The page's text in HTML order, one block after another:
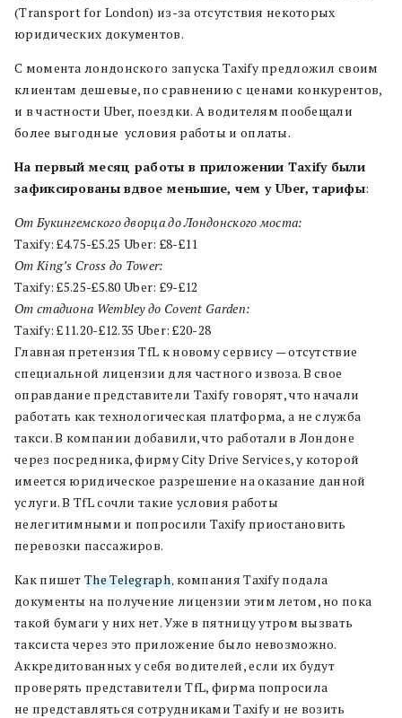
(Transport for London) из-за отсутствия некоторых
юридических документов.
С момента лондонского запуска Taxify предложил своим
клиентам дешевые, по сравнению с ценами конкурентов,
и в частности Uber, поездки. А водителям пообещали
более выгодные условия работы и оплаты.
На первый месяц работы в приложении Taxify были
зафиксированы вдвое меньшие, чем у Uber, тарифы:
От Букингемского дворца до Лондонского моста:
Taxify: £4.75-£5.25 Uber: £8-£11
От King’s Cross до Tower:
Taxify: £5.25-£5.80 Uber: £9-£12
От стадиона Wembley до Covent Garden:
Taxify: £11.20-£12.35 Uber: £20-28
Главная претензия TfL к новому сервису — отсутствие
специальной лицензии для частного извоза. В свое
оправдание представители Taxify говорят, что начали
работать как технологическая платформа, а не служба
такси. В компании добавили, что работали в Лондоне
через посредника, фирму City Drive Services, у которой
имеется юридическое разрешение на оказание данной
услуги. В TfL сочли такие условия работы
нелегитимными и попросили Taxify приостановить
перевозки пассажиров.
Как пишет The Telegraph, компания Taxify подала
документы на получение лицензии этим летом, но пока
такой бумаги у них нет. Уже в пятницу утром вызвать
таксиста через это приложение было невозможно.
Аккредитованных у себя водителей, если их будут
проверять представители TfL, фирма попросила
не представляться сотрудниками Taxify и не возить